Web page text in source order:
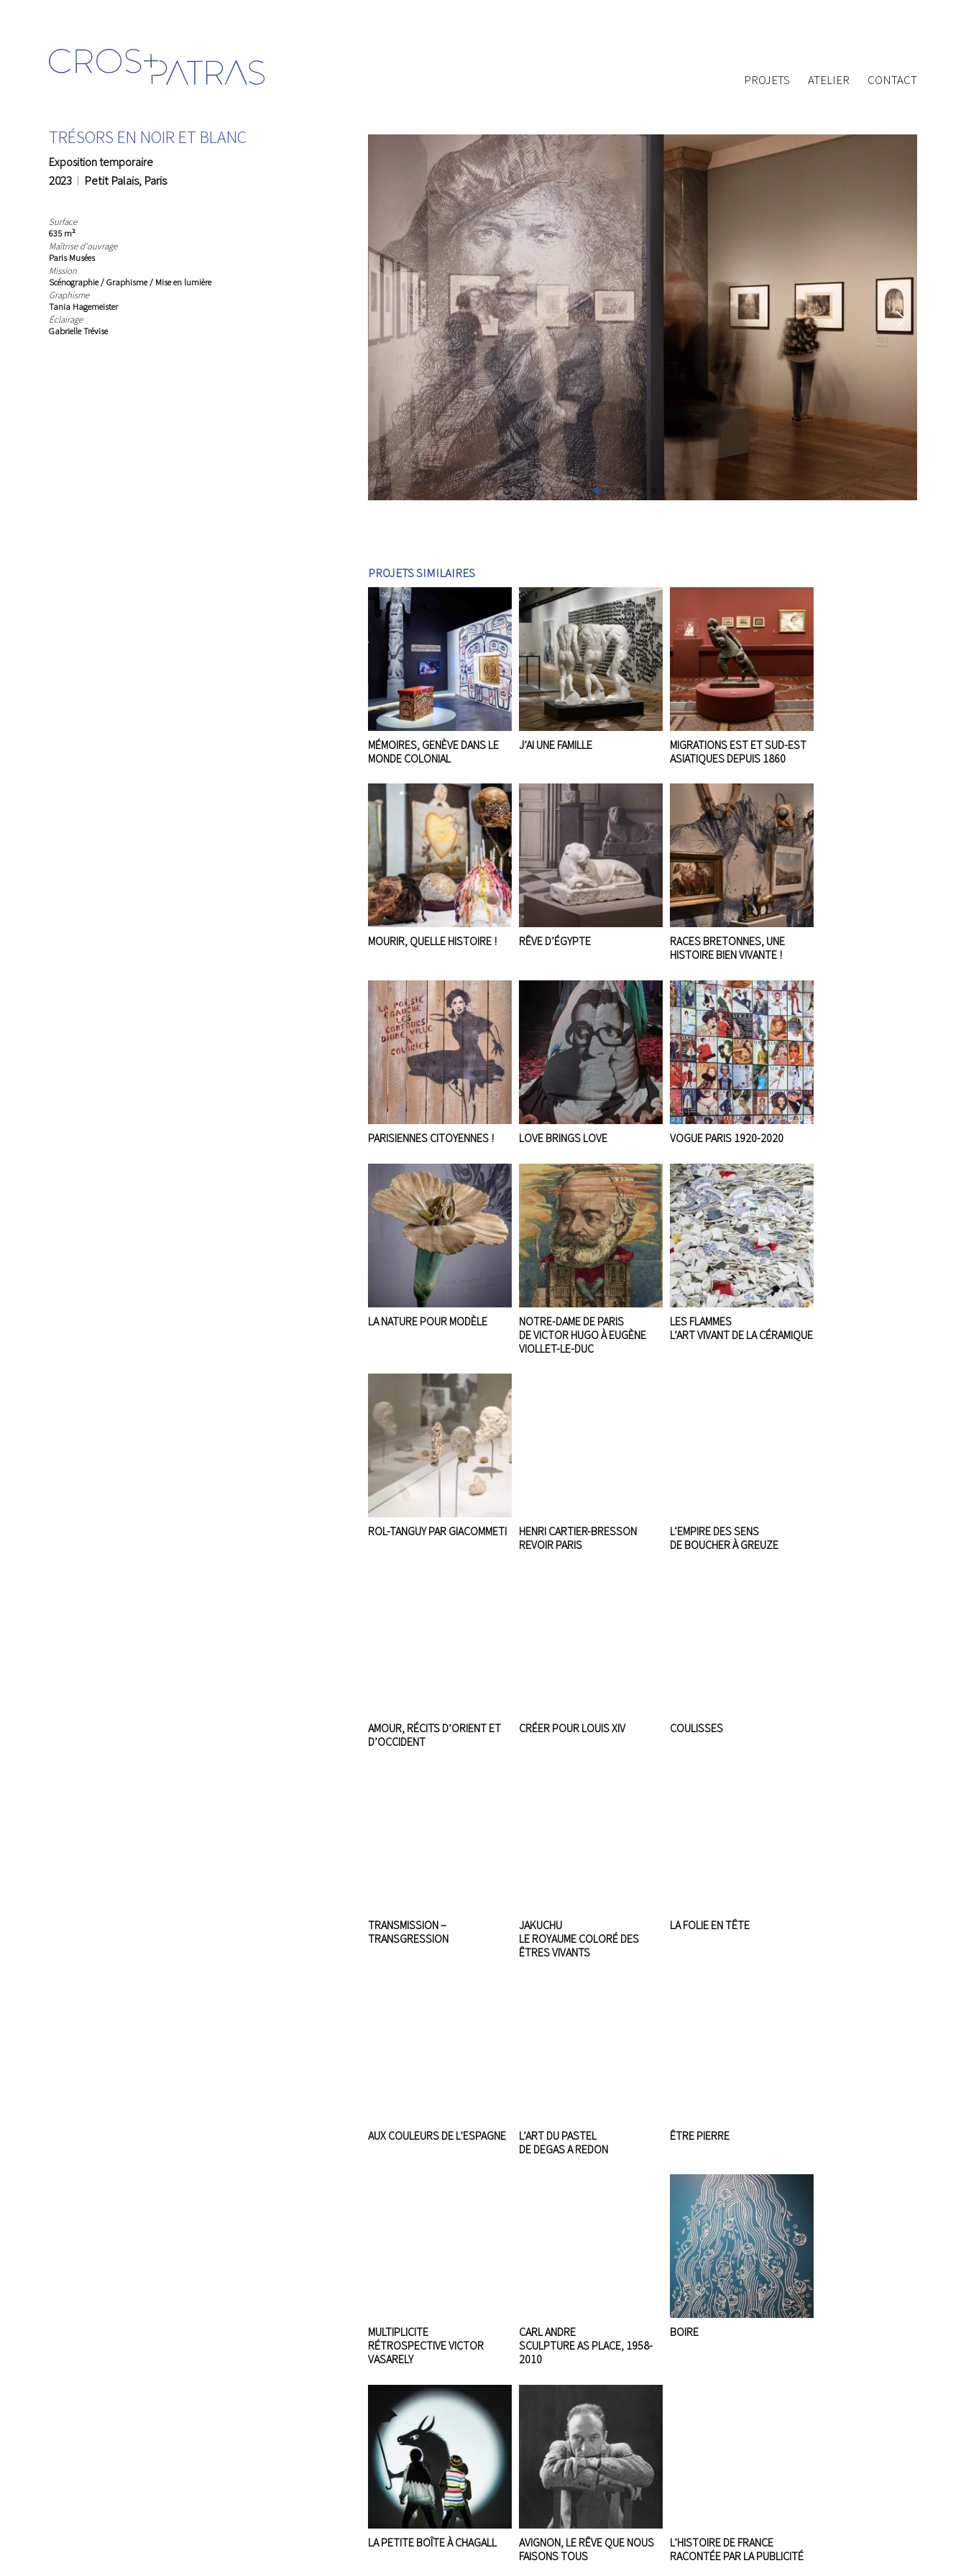
CONTACT
ATELIER
PROJETS
TRÉSORS EN NOIR ET BLANC
Exposition temporaire
2023 Petit Palais, Paris
Surface
635 m²
Maîtrise d'ouvrage
Paris Musées
Mission
Scénographie / Graphisme / Mise en lumière
Graphisme
Tania Hagemeister
Éclairage
Gabrielle Trévise
PROJETS SIMILAIRES
MÉMOIRES, GENÈVE DANS LE
MONDE COLONIAL
J’AI UNE FAMILLE
MIGRATIONS EST ET SUD-EST
ASIATIQUES DEPUIS 1860
MOURIR, QUELLE HISTOIRE ! RÊVE D’ÉGYPTE
RACES BRETONNES, UNE
HISTOIRE BIEN VIVANTE !
PARISIENNES CITOYENNES ! LOVE BRINGS LOVE VOGUE PARIS 1920-2020
LA NATURE POUR MODÈLE
NOTRE-DAME DE PARIS
DE VICTOR HUGO À EUGÈNE
VIOLLET-LE-DUC
LES FLAMMES
L’ART VIVANT DE LA CÉRAMIQUE
ROL-TANGUY PAR GIACOMMETI
HENRI CARTIER-BRESSON
REVOIR PARIS
L’EMPIRE DES SENS
DE BOUCHER À GREUZE
AMOUR, RÉCITS D’ORIENT ET
D’OCCIDENT
CRÉER POUR LOUIS XIV COULISSES
TRANSMISSION –
TRANSGRESSION
JAKUCHU
LE ROYAUME COLORÉ DES
ÊTRES VIVANTS
LA FOLIE EN TÊTE
AUX COULEURS DE L’ESPAGNE
L’ART DU PASTEL
DE DEGAS A REDON
ÊTRE PIERRE
MULTIPLICITE
RÉTROSPECTIVE VICTOR
VASARELY
CARL ANDRE
SCULPTURE AS PLACE, 1958-
2010
BOIRE
LA PETITE BOÎTE À CHAGALL
AVIGNON, LE RÊVE QUE NOUS
FAISONS TOUS
L’HISTOIRE DE FRANCE
RACONTÉE PAR LA PUBLICITÉ